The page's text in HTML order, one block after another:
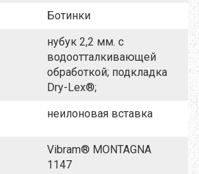
Ботинки
нубук 2,2 мм. с
водоотталкивающей
обработкой; подкладка
Dry-Lex®;
неилоновая вставка
Vibram® MONTAGNA
1147